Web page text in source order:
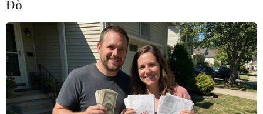
Theo dõi VietnamPlus
Đò